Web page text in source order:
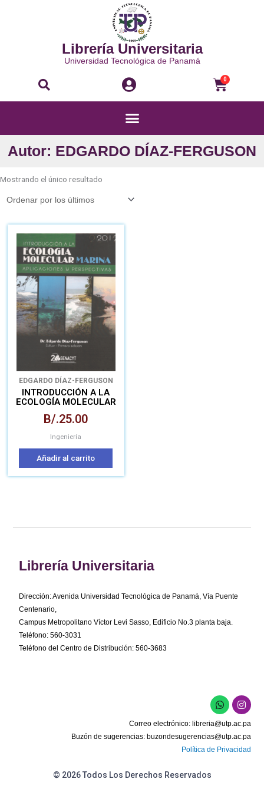
Librería Universitaria
Universidad Tecnológica de Panamá
Buscar 0
Menú
Autor: EDGARDO DÍAZ-FERGUSON
Mostrando el único resultado
EDGARDO DÍAZ-FERGUSON
INTRODUCCIÓN A LA
ECOLOGÍA MOLECULAR
APLICACIONES Y
B/.25.00
Ingeniería
Añadir al carrito
Librería Universitaria
Dirección: Avenida Universidad Tecnológica de Panamá, Vía Puente
Centenario,
Campus Metropolitano Víctor Levi Sasso, Edificio No.3 planta baja.
Teléfono: 560-3031
Teléfono del Centro de Distribución: 560-3683
W
h
a
t
s
a
p
I
n
s
t
a
g
r
Correo electrónico: libreria@utp.ac.pa
Buzón de sugerencias: buzondesugerencias@utp.ac.pa
Política de Privacidad
© 2026 Todos Los Derechos Reservados